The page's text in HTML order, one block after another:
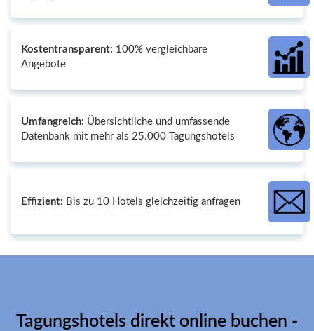
Kostentransparent: 100% vergleichbare
Angebote
Umfangreich: Übersichtliche und umfassende
Datenbank mit mehr als 25.000 Tagungshotels
Effizient: Bis zu 10 Hotels gleichzeitig anfragen
Tagungshotels direkt online buchen -